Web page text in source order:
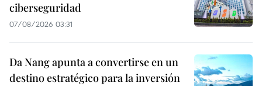
ciberseguridad
07/08/2026 03:31
Da Nang apunta a convertirse en un
destino estratégico para la inversión